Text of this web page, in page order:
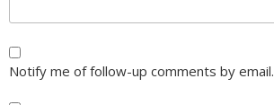
Notify me of follow-up comments by email.